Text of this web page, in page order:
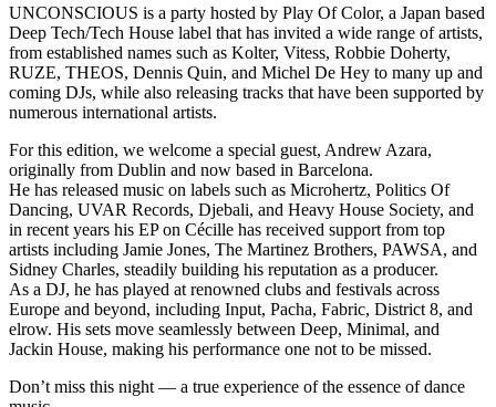
UNCONSCIOUS is a party hosted by Play Of Color, a Japan based
Deep Tech/Tech House label that has invited a wide range of artists,
from established names such as Kolter, Vitess, Robbie Doherty,
RUZE, THEOS, Dennis Quin, and Michel De Hey to many up and
coming DJs, while also releasing tracks that have been supported by
numerous international artists.
For this edition, we welcome a special guest, Andrew Azara,
originally from Dublin and now based in Barcelona.
He has released music on labels such as Microhertz, Politics Of
Dancing, UVAR Records, Djebali, and Heavy House Society, and
in recent years his EP on Cécille has received support from top
artists including Jamie Jones, The Martinez Brothers, PAWSA, and
Sidney Charles, steadily building his reputation as a producer.
As a DJ, he has played at renowned clubs and festivals across
Europe and beyond, including Input, Pacha, Fabric, District 8, and
elrow. His sets move seamlessly between Deep, Minimal, and
Jackin House, making his performance one not to be missed.
Don’t miss this night — a true experience of the essence of dance